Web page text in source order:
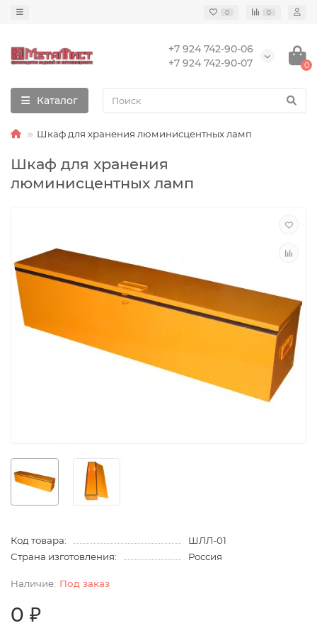
0 0
+7 924 742-90-06
+7 924 742-90-07
0
Каталог
Шкаф для хранения люминисцентных ламп
Шкаф для хранения
люминисцентных ламп
Код товара:
ШЛЛ-01
Страна изготовления:
Россия
Под заказ
0 ₽